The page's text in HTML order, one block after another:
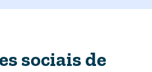
sociais de